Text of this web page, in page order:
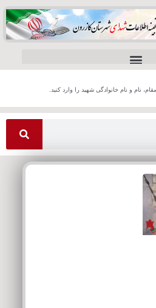
نام و نام خانوادگی شهید را وارد کنید.